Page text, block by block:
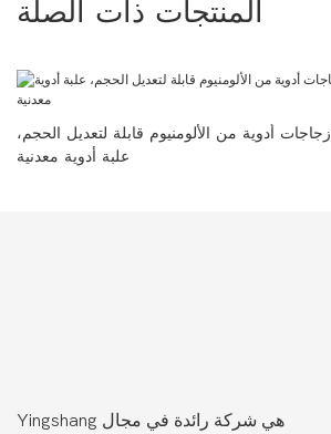
المنتجات ذات الصلة
زجاجات أدوية من الألومنيوم قابلة لتعديل الحجم،
علبة أدوية معدنية
Yingshang هي شركة رائدة في مجال